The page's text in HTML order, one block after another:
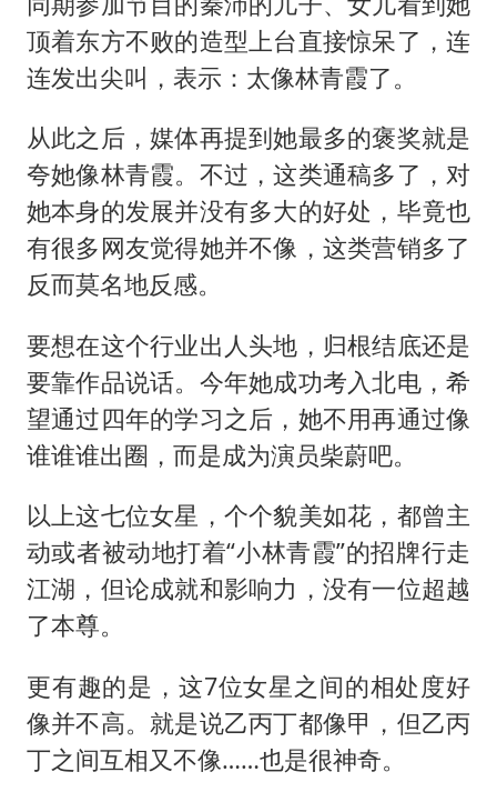
顶着东方不败的造型上台直接惊呆了，连
连发出尖叫，表示：太像林青霞了。
从此之后，媒体再提到她最多的褒奖就是
夸她像林青霞。不过，这类通稿多了，对
她本身的发展并没有多大的好处，毕竟也
有很多网友觉得她并不像，这类营销多了
反而莫名地反感。
要想在这个行业出人头地，归根结底还是
要靠作品说话。今年她成功考入北电，希
望通过四年的学习之后，她不用再通过像
谁谁谁出圈，而是成为演员柴蔚吧。
以上这七位女星，个个貌美如花，都曾主
动或者被动地打着“小林青霞”的招牌行走
江湖，但论成就和影响力，没有一位超越
了本尊。
更有趣的是，这7位女星之间的相处度好
像并不高。就是说乙丙丁都像甲，但乙丙
丁之间互相又不像……也是很神奇。